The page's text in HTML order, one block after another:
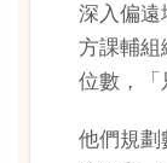
深入偏遠
方課輔組
位數，「
他們規劃